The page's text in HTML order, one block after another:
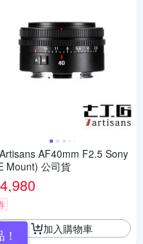
AF40mm F2.5 Sony
Mount) 公司貨
4,980
加入購物車